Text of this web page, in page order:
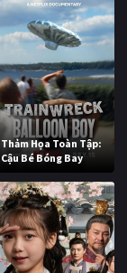
Thảm Họa Toàn Tập:
Cậu Bé Bóng Bay